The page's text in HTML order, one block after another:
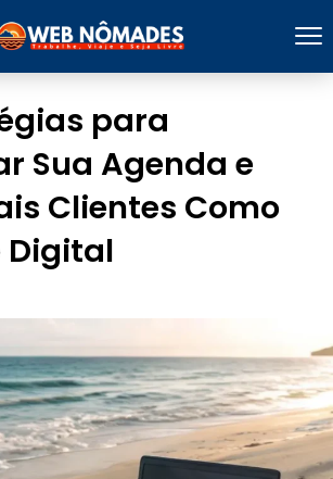
para
Sua Agenda e
Clientes Como
Digital